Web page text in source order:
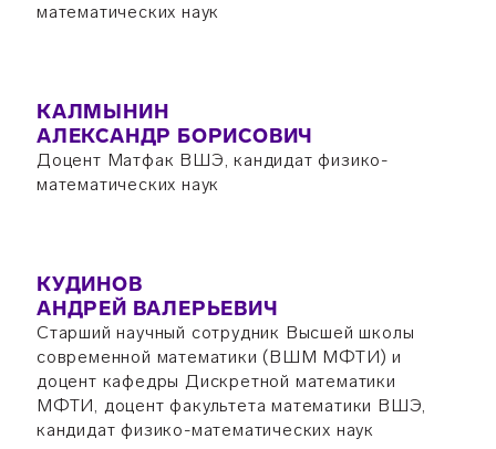
математических наук
КАЛМЫНИН
АЛЕКСАНДР БОРИСОВИЧ
Доцент Матфак ВШЭ, кандидат физико-
математических наук
КУДИНОВ
АНДРЕЙ ВАЛЕРЬЕВИЧ
Старший научный сотрудник Высшей школы
современной математики (ВШМ МФТИ) и
доцент кафедры Дискретной математики
МФТИ, доцент факультета математики ВШЭ,
кандидат физико-математических наук